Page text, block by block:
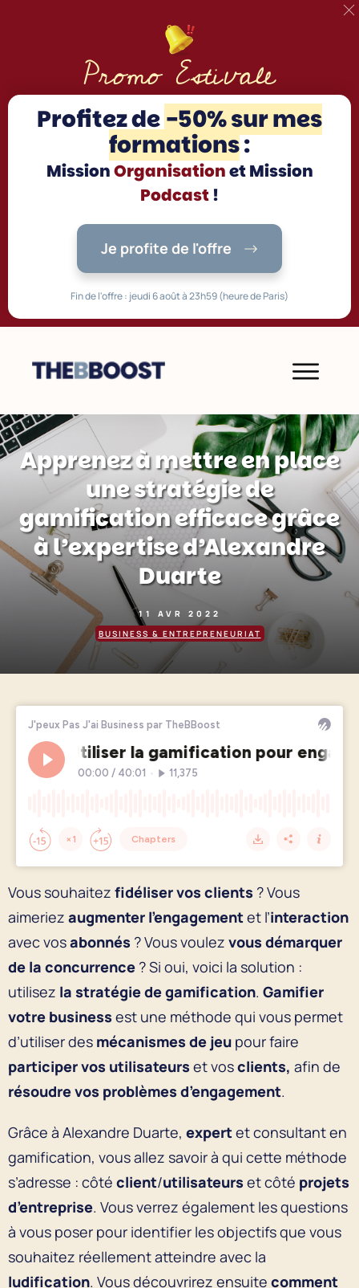
Apprenez à mettre en place
une stratégie de
gamification efficace grâce
à l’expertise d’Alexandre
Duarte
11 AVR 2022
BUSINESS & ENTREPRENEURIAT
Vous souhaitez fidéliser vos clients ? Vous
aimeriez augmenter l’engagement et l’interaction
avec vosabonnés ? Vous voulez vous démarquer
de la concurrence ? Si oui, voici la solution :
utilisez la stratégie de gamification. Gamifier
votre business est une méthode qui vous permet
d’utiliser des mécanismes de jeu pour faire
participer vos utilisateurs et vosclients, afin de
résoudre vos problèmes d’engagement.
Grâce à Alexandre Duarte, expert et consultant en
gamification, vous allez savoir à qui cette méthode
s’adresse : côté client/utilisateurs et côté projets
d’entreprise. Vous verrez également les questions
à vous poser pour identifier les objectifs que vous
souhaitez réellement atteindre avec la
ludification. Vous découvrirez ensuite comment
Promo Estivale
Profitez de -50% sur mes
formations:
MissionOrganisationet Mission
Podcast!
Je profite de l'offre
Fin de l'offre : jeudi 6 août à 23h59 (heure de Paris)